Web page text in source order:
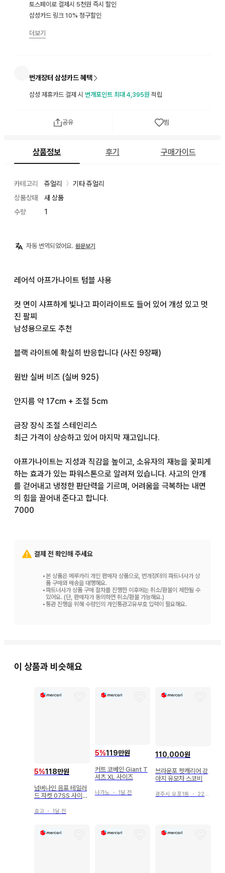
토스페이로 결제시 5천원 즉시 할인
삼성카드 링크 10% 청구할인
더보기
번개장터 삼성카드 혜택
삼성 제휴카드 결제 시 번개포인트 최대 4,395원 적립
공유 찜
상품정보 후기 구매가이드
카테고리 쥬얼리 〉
기타 쥬얼리
상품상태
새 상품
수량
1
자동 번역되었어요. 원문보기
레어석 아프가나이트 텀블 사용
컷 면이 샤프하게 빛나고 파이라이트도 들어 있어 개성 있고 멋
진 팔찌
남성용으로도 추천
블랙 라이트에 확실히 반응합니다 (사진 9장째)
원반 실버 비즈 (실버 925)
안지름 약 17cm + 조절 5cm
금장 장식 조절 스테인리스
최근 가격이 상승하고 있어 마지막 재고입니다.
아프가나이트는 지성과 직감을 높이고, 소유자의 재능을 꽃피게
하는 효과가 있는 파워스톤으로 알려져 있습니다. 사고의 안개
를 걷어내고 냉정한 판단력을 기르며, 어려움을 극복하는 내면
의 힘을 끌어내 준다고 합니다.
7000
결제 전 확인해 주세요
•본 상품은 메루카리 개인 판매자 상품으로, 번개장터의 파트너사가 상
품 구매와 배송을 대행해요.
•파트너사가 상품 구매 절차를 진행한 이후에는 취소/환불이 제한될 수
있어요. (단, 판매자가 동의하면 취소/환불 가능해요.)
•통관 진행을 위해 수령인의 개인통관고유부호 입력이 필요해요.
이 상품과 비슷해요
5%118만원
넘버나인 음표 테일러
드 자켓 07SS 사이즈
효고 ・ 1달 전
5%119만원
커트 코베인 Giant T
셔츠 XL 사이즈
나가노 ・ 1달 전
110,000원
브라운포 펫캐리어 강
아지 유모차 스코비
광주시 오포1동 ・ 22시간 전